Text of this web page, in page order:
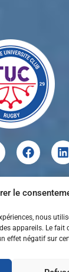
le
nous
appareils. Le fait
effet négatif sur
F
a
e
b
o
k
L
i
k
e
i
n